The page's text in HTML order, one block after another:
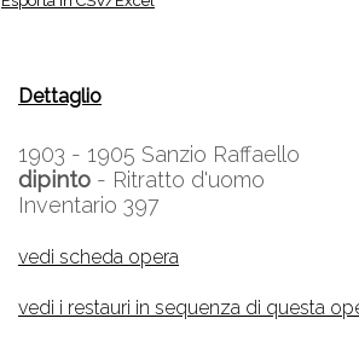
Dettaglio
1903 - 1905 Sanzio Raffaello
dipinto - Ritratto d'uomo
Inventario 397
vedi scheda opera
vedi i restauri in sequenza di questa